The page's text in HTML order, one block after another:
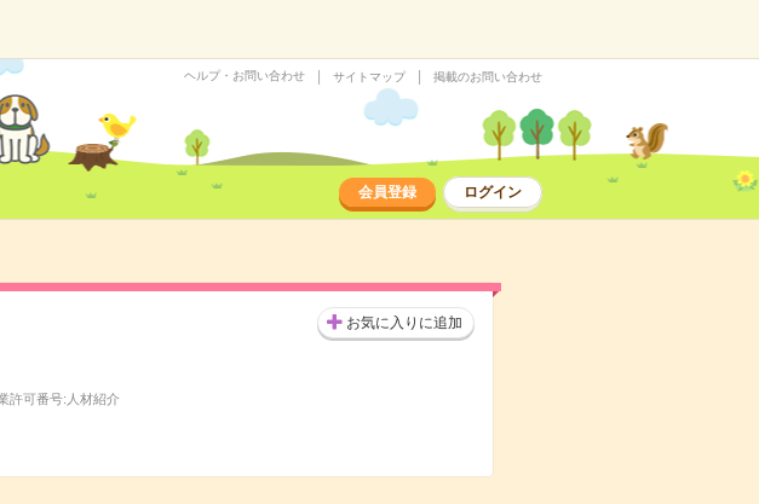
ヘルプ・お問い合わせ サイトマップ 掲載のお問い合わせ
会員登録 ログイン
許可番号:人材紹介
お気に入りに追加